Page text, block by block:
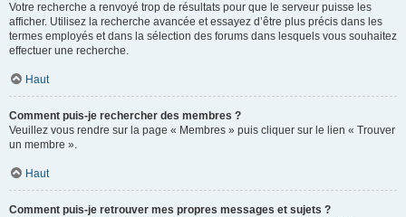
Votre recherche a renvoyé trop de résultats pour que le serveur puisse les
afficher. Utilisez la recherche avancée et essayez d’être plus précis dans les
termes employés et dans la sélection des forums dans lesquels vous souhaitez
effectuer une recherche.
Haut
Comment puis-je rechercher des membres ?
Veuillez vous rendre sur la page « Membres » puis cliquer sur le lien « Trouver
un membre ».
Haut
Comment puis-je retrouver mes propres messages et sujets ?